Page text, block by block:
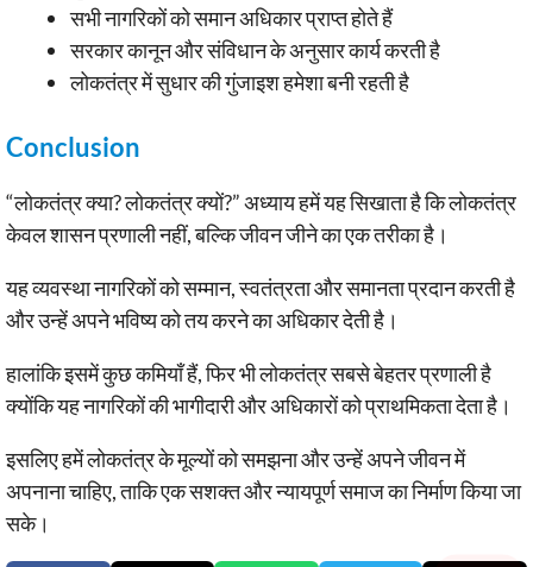
सभी नागरिकों को समान अधिकार प्राप्त होते हैं
सरकार कानून और संविधान के अनुसार कार्य करती है
लोकतंत्र में सुधार की गुंजाइश हमेशा बनी रहती है
Conclusion
“लोकतंत्र क्या? लोकतंत्र क्यों?” अध्याय हमें यह सिखाता है कि लोकतंत्र
केवल शासन प्रणाली नहीं, बल्कि जीवन जीने का एक तरीका है।
यह व्यवस्था नागरिकों को सम्मान, स्वतंत्रता और समानता प्रदान करती है
और उन्हें अपने भविष्य को तय करने का अधिकार देती है।
हालांकि इसमें कुछ कमियाँ हैं, फिर भी लोकतंत्र सबसे बेहतर प्रणाली है
क्योंकि यह नागरिकों की भागीदारी और अधिकारों को प्राथमिकता देता है।
इसलिए हमें लोकतंत्र के मूल्यों को समझना और उन्हें अपने जीवन में
अपनाना चाहिए, ताकि एक सशक्त और न्यायपूर्ण समाज का निर्माण किया जा
सके।